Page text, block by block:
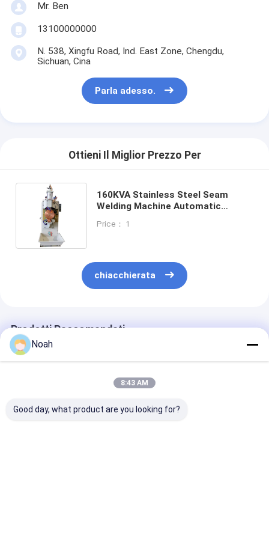
macchina manuale della saldatura a punti
Singola macchina laterale della saldatura a punti
Pistola di saldatura a punto robotica
Saldatore Machine del laser
saldatrice per perni
Macchina dell'alimentatore del dado
Estrattore di ammaccature per auto
Macchina della saldatura a punti di scarico del condensatore
Mr. Ben
13100000000
N. 538, Xingfu Road, Ind. East Zone, Chengdu,
Sichuan, Cina
Parla adesso.
Ottieni Il Miglior Prezzo Per
160KVA Stainless Steel Seam
Welding Machine Automatic
cucitura in acciaio inossidabile)
Price： 1
chiacchierata
Prodotti Raccomandati
Noah
8:43 AM
Good day, what product are you looking for?